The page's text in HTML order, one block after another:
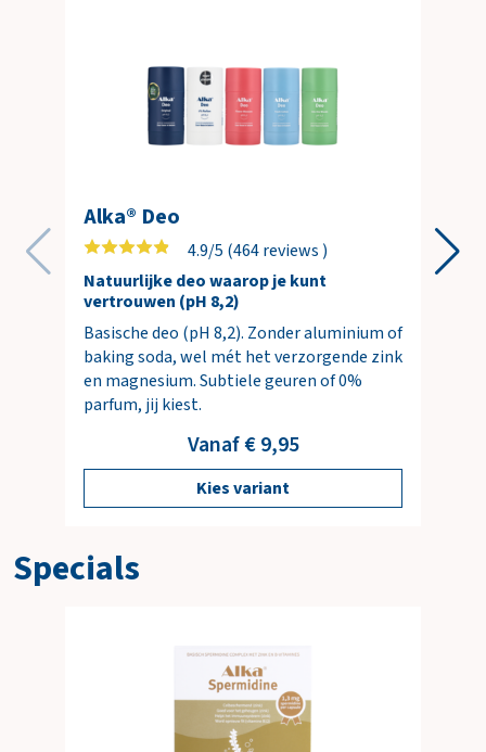
Alka® Deo
4.9/5 (464 reviews )
Natuurlijke deo waarop je kunt
vertrouwen (pH 8,2)
Basische deo (pH 8,2). Zonder aluminium of
baking soda, wel mét het verzorgende zink
en magnesium. Subtiele geuren of 0%
parfum, jij kiest.
Vanaf € 9,95
Kies variant
Specials